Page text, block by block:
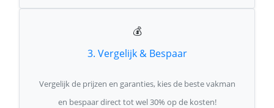
💰
3. Vergelijk & Bespaar
Vergelijk de prijzen en garanties, kies de beste vakman
en bespaar direct tot wel 30% op de kosten!